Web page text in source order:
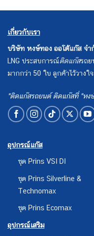
เกี่ยวกับเรา
บริษัท หงษ์ทอง ออโต้แก๊ส จำ
LNG ประสบการณ์ติดแก๊สรถย
มากกว่า 50 ใบ ลูกค้าไว้วางใ
"ติดแก๊สรถยนต์ ติดแก๊สที่ "หง
อุปกรณ์แก๊ส
ชุด Prins VSI DI
ชุด Prins Silverline &
Technomax
ชุด Prins Ecomax
อุปกรณ์เสริม